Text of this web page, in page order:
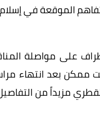
الموقعة في
على مواصلة
بعد انتهاء
مزيداً من